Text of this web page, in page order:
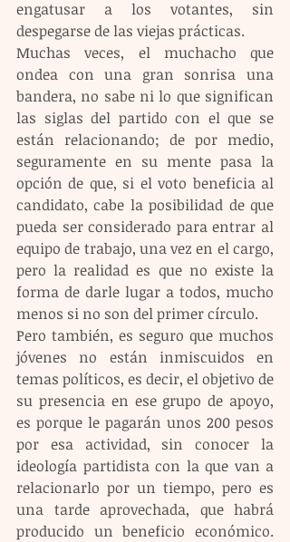
engatusar a los votantes, sin
despegarse de las viejas prácticas.
Muchas veces, el muchacho que
ondea con una gran sonrisa una
bandera, no sabe ni lo que significan
las siglas del partido con el que se
están relacionando; de por medio,
seguramente en su mente pasa la
opción de que, si el voto beneficia al
candidato, cabe la posibilidad de que
pueda ser considerado para entrar al
equipo de trabajo, una vez en el cargo,
pero la realidad es que no existe la
forma de darle lugar a todos, mucho
menos si no son del primer círculo.
Pero también, es seguro que muchos
jóvenes no están inmiscuidos en
temas políticos, es decir, el objetivo de
su presencia en ese grupo de apoyo,
es porque le pagarán unos 200 pesos
por esa actividad, sin conocer la
ideología partidista con la que van a
relacionarlo por un tiempo, pero es
una tarde aprovechada, que habrá
producido un beneficio económico.